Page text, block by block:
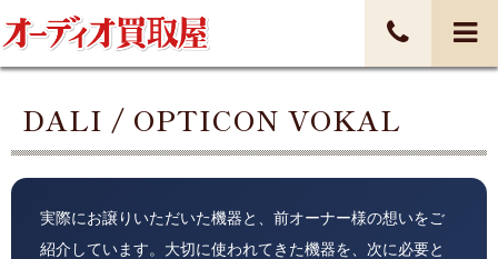
DALI / OPTICON VOKAL
実際にお譲りいただいた機器と、前オーナー様の想いをご
紹介しています。大切に使われてきた機器を、次に必要と